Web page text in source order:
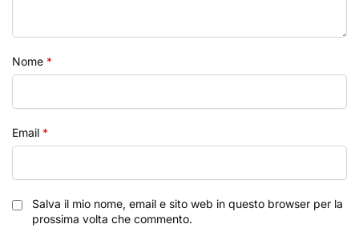
Nome *
Email *
Salva il mio nome, email e sito web in questo browser per la
prossima volta che commento.